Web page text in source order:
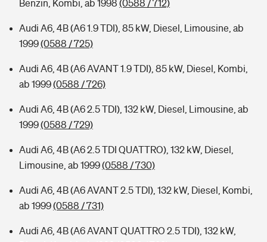
Benzin, Kombi, ab 1998 (0588 / 712)
Audi A6, 4B (A6 1.9 TDI), 85 kW, Diesel, Limousine, ab
1999(0588 / 725)
Audi A6, 4B (A6 AVANT 1.9 TDI), 85 kW, Diesel, Kombi,
ab 1999(0588 / 726)
Audi A6, 4B (A6 2.5 TDI), 132 kW, Diesel, Limousine, ab
1999(0588 / 729)
Audi A6, 4B (A6 2.5 TDI QUATTRO), 132 kW, Diesel,
Limousine, ab 1999(0588 / 730)
Audi A6, 4B (A6 AVANT 2.5 TDI), 132 kW, Diesel, Kombi,
ab 1999(0588 / 731)
Audi A6, 4B (A6 AVANT QUATTRO 2.5 TDI), 132 kW,